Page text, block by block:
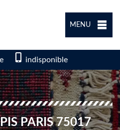
MENU
indisponible
PARIS 75017